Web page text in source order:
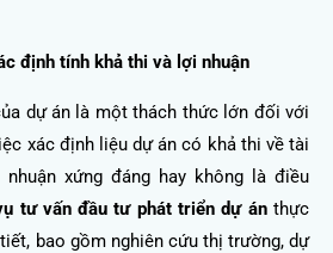
định tính khả thi và lợi nhuận
dự án là một thách thức lớn đối với
xác định liệu dự án có khả thi về tài
xứng đáng hay không là điều
tư vấn đầu tư phát triển dự ánthực
bao gồm nghiên cứu thị trường, dự